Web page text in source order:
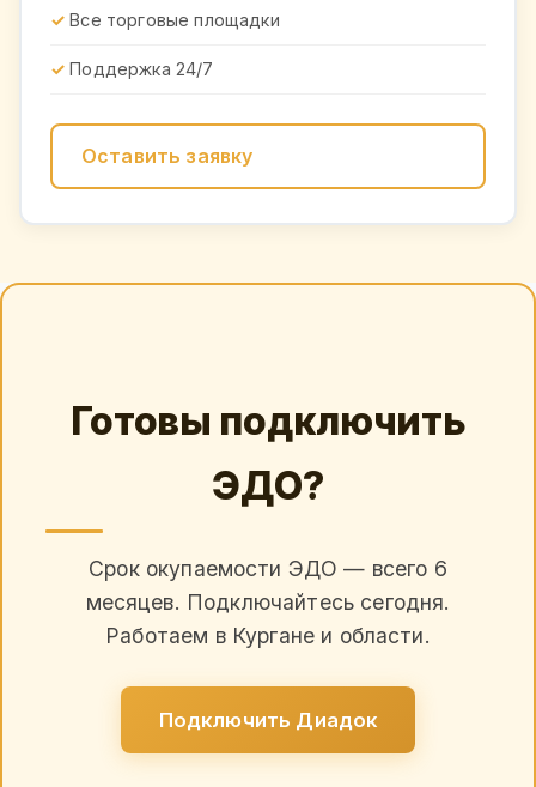
Все торговые площадки
Поддержка 24/7
Оставить заявку
Готовы подключить
ЭДО?
Срок окупаемости ЭДО — всего 6
месяцев. Подключайтесь сегодня.
Работаем в Кургане и области.
Подключить Диадок